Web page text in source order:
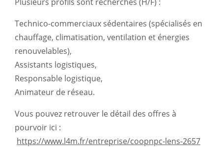
Technico-commerciaux sédentaires (spécialisés en
chauffage, climatisation, ventilation et énergies
renouvelables),
Assistants logistiques,
Responsable logistique,
Animateur de réseau.
Vous pouvez retrouver le détail des offres à
pourvoir ici :
https://www.l4m.fr/entreprise/coopnpc-lens-2657